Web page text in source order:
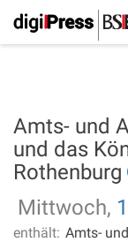
Amts- und
und das
Rothenburg
Mittwoch,
enthält: Amts-